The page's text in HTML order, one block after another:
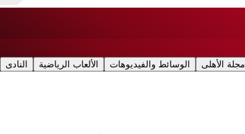
النادى الألعاب الرياضية الوسائط والفيديوهات مجلة الأهلى